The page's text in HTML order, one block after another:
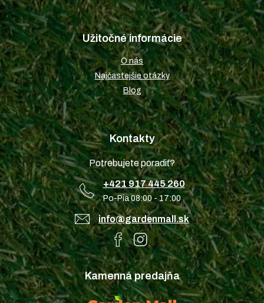
Užitočné informácie
O nás
Najčastejšie otázky
Blog
Kontakty
Potrebujete poradiť?
+421 917 445 260
Po-Pia 08:00 - 17:00
info@gardenmall.sk
Kamenná predajňa